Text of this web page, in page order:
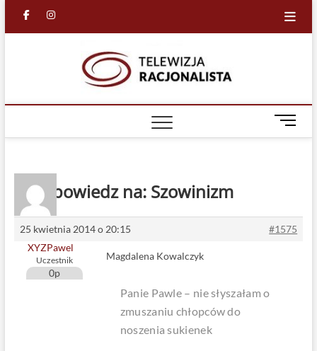
facebook
in
M
e
t
Odpowiedz na: Szowinizm
25 kwietnia 2014 o 20:15
#1575
XYZPawel
Uczestnik
0p
Magdalena Kowalczyk
Panie Pawle – nie słyszałam o
zmuszaniu chłopców do
noszenia sukienek